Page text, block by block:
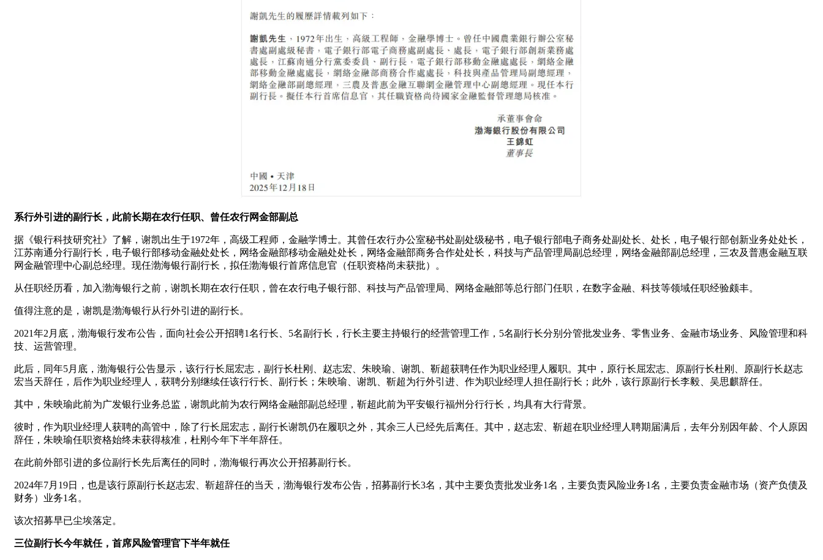
系行外引进的副行长，此前长期在农行任职、曾任农行网金部副总
据《银行科技研究社》了解，谢凯出生于1972年，高级工程师，金融学博士。其曾任农行办公室秘书处副处级秘书，电子银行部电子商务处副处长、处长，电子银行部创新业务处处长，
江苏南通分行副行长，电子银行部移动金融处处长，网络金融部移动金融处处长，网络金融部商务合作处处长，科技与产品管理局副总经理，网络金融部副总经理，三农及普惠金融互联
网金融管理中心副总经理。现任渤海银行副行长，拟任渤海银行首席信息官（任职资格尚未获批）。
从任职经历看，加入渤海银行之前，谢凯长期在农行任职，曾在农行电子银行部、科技与产品管理局、网络金融部等总行部门任职，在数字金融、科技等领域任职经验颇丰。
值得注意的是，谢凯是渤海银行从行外引进的副行长。
2021年2月底，渤海银行发布公告，面向社会公开招聘1名行长、5名副行长，行长主要主持银行的经营管理工作，5名副行长分别分管批发业务、零售业务、金融市场业务、风险管理和科
技、运营管理。
此后，同年5月底，渤海银行公告显示，该行行长屈宏志，副行长杜刚、赵志宏、朱映瑜、谢凯、靳超获聘任作为职业经理人履职。其中，原行长屈宏志、原副行长杜刚、原副行长赵志
宏当天辞任，后作为职业经理人，获聘分别继续任该行行长、副行长；朱映瑜、谢凯、靳超为行外引进、作为职业经理人担任副行长；此外，该行原副行长李毅、吴思麒辞任。
其中，朱映瑜此前为广发银行业务总监，谢凯此前为农行网络金融部副总经理，靳超此前为平安银行福州分行行长，均具有大行背景。
彼时，作为职业经理人获聘的高管中，除了行长屈宏志，副行长谢凯仍在履职之外，其余三人已经先后离任。其中，赵志宏、靳超在职业经理人聘期届满后，去年分别因年龄、个人原因
辞任，朱映瑜任职资格始终未获得核准，杜刚今年下半年辞任。
在此前外部引进的多位副行长先后离任的同时，渤海银行再次公开招募副行长。
2024年7月19日，也是该行原副行长赵志宏、靳超辞任的当天，渤海银行发布公告，招募副行长3名，其中主要负责批发业务1名，主要负责风险业务1名，主要负责金融市场（资产负债及
财务）业务1名。
该次招募早已尘埃落定。
三位副行长今年就任，首席风险管理官下半年就任